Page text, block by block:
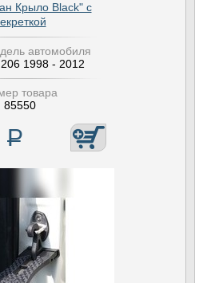
Крыло Black" с
автомобиля
1998 - 2012
товара
85550
Р